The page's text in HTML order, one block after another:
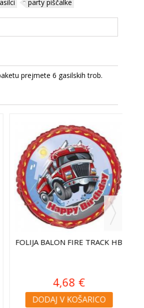
party piščalke
prejmete 6 gasilskih trob.
FOLIJA BALON FIRE TRACK HB
4,68 €
DODAJ V KOŠARICO